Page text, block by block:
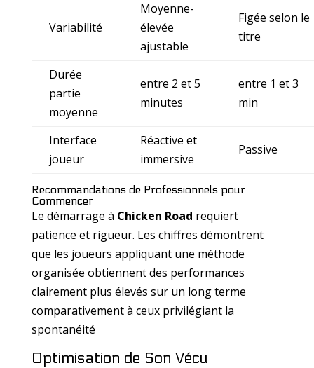
Variabilité
Moyenne-
élevée
ajustable
Figée selon le
titre
Durée
partie
moyenne
entre 2 et 5
minutes
entre 1 et 3
min
Interface
joueur
Réactive et
immersive
Passive
Recommandations de Professionnels pour
Commencer
Le démarrage à Chicken Road requiert
patience et rigueur. Les chiffres démontrent
que les joueurs appliquant une méthode
organisée obtiennent des performances
clairement plus élevés sur un long terme
comparativement à ceux privilégiant la
spontanéité
Optimisation de Son Vécu